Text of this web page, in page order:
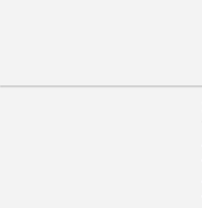
Gå